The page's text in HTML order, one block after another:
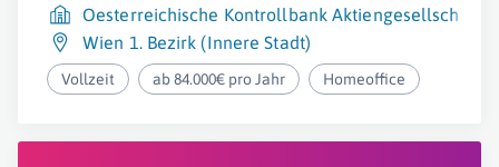
Oesterreichische Kontrollbank Aktiengesellschaft
Wien 1. Bezirk (Innere Stadt)
Vollzeit ab 84.000€ pro Jahr Homeoffice